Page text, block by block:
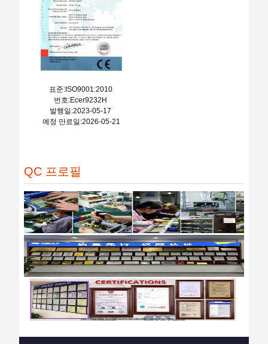
표준:ISO9001:2010
번호:Ecer9232H
발행일:2023-05-17
예정 만료일:2026-05-21
QC 프로필